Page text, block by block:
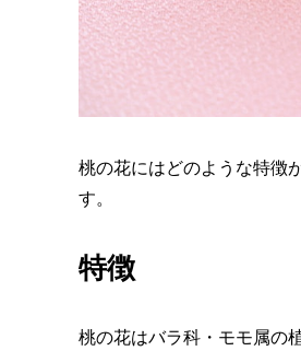
桃の花にはどのような特徴
す。
特徴
桃の花はバラ科・モモ属の